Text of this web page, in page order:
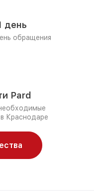
день
обращения
Pard
Краснодаре